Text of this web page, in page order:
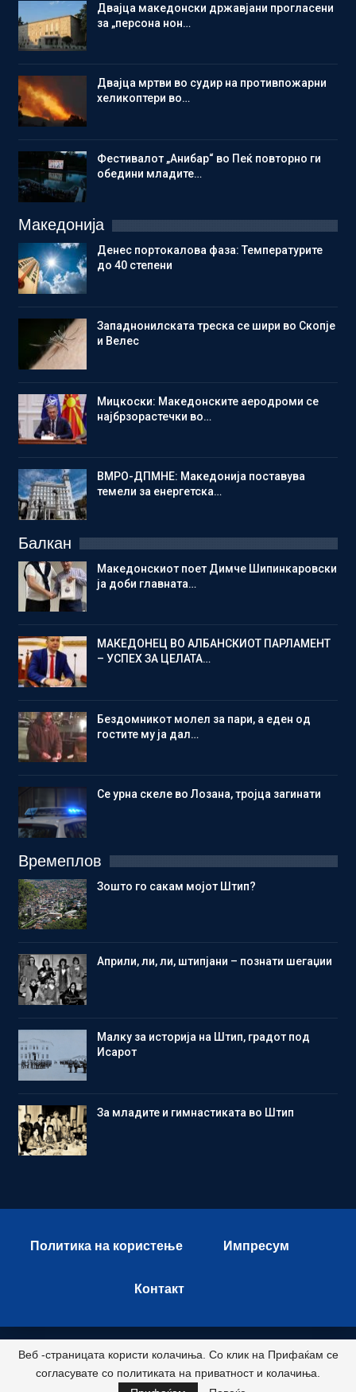
Двајца македонски државјани прогласени
за „персона нон…
Двајца мртви во судир на противпожарни
хеликоптери во…
Фестивалот „Анибар“ во Пеќ повторно ги
обедини младите…
Македонија
Денес портокалова фаза: Температурите
до 40 степени
Западнонилската треска се шири во Скопје
и Велес
Мицкоски: Македонските аеродроми се
најбрзорастечки во…
ВМРО-ДПМНЕ: Македонија поставува
темели за енергетска…
Балкан
Македонскиот поет Димче Шипинкаровски
ја доби главната…
МАКЕДОНЕЦ ВО АЛБАНСКИОТ ПАРЛАМЕНТ
– УСПЕХ ЗА ЦЕЛАТА…
Бездомникот молел за пари, а еден од
гостите му ја дал…
Се урна скеле во Лозана, тројца загинати
Времеплов
Зошто го сакам мојот Штип?
Aприли, ли, ли, штипјани – познати шегаџии
Малку за историја на Штип, градот под
Исарот
Зa младите и гимнастиката во Штип
Политика на користење Импресум
Контакт
© 2026 - Istok Press. All Rights Reserved.
Развиено и хостирано од
Веб -страницата користи колачиња. Со клик на Прифаќам се
согласувате со политиката на приватност и колачиња.